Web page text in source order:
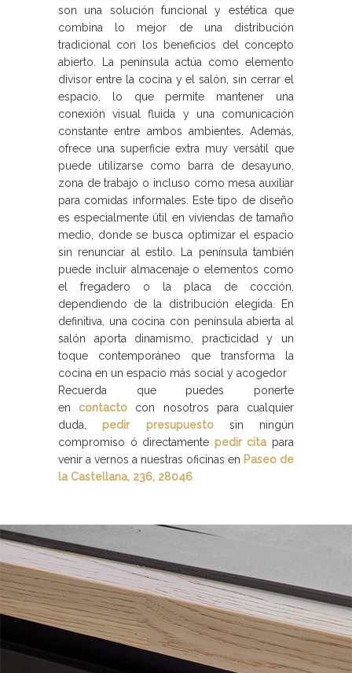
son una solución funcional y estética que
combina lo mejor de una distribución
tradicional con los beneficios del concepto
abierto. La península actúa como elemento
divisor entre la cocina y el salón, sin cerrar el
espacio, lo que permite mantener una
conexión visual fluida y una comunicación
constante entre ambos ambientes. Además,
ofrece una superficie extra muy versátil que
puede utilizarse como barra de desayuno,
zona de trabajo o incluso como mesa auxiliar
para comidas informales. Este tipo de diseño
es especialmente útil en viviendas de tamaño
medio, donde se busca optimizar el espacio
sin renunciar al estilo. La península también
puede incluir almacenaje o elementos como
el fregadero o la placa de cocción,
dependiendo de la distribución elegida. En
definitiva, una cocina con península abierta al
salón aporta dinamismo, practicidad y un
toque contemporáneo que transforma la
cocina en un espacio más social y acogedor
Recuerda que puedes ponerte
encontacto
con nosotros para cualquier
duda,pedir presupuestosin ningún
compromiso ó directamente pedir citapara
venir a vernos a nuestras oficinas en Paseo de
la Castellana, 236, 28046